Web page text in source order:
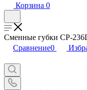
Корзина 0
Сменные губки CP-
Сравнение0